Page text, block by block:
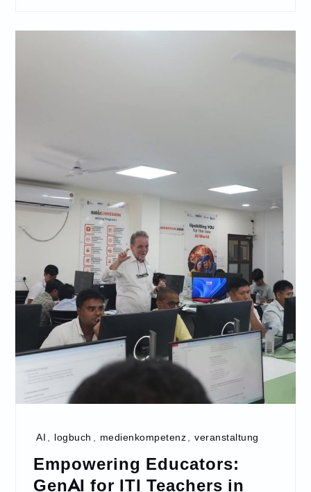
AI logbuch medienkompetenz veranstaltung
Empowering Educators:
GenAI for ITI Teachers in